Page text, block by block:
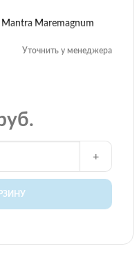
Maremagnum
Уточнить у менеджера
+